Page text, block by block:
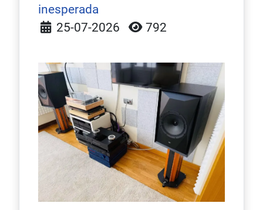
inesperada
Detalles
25-07-2026 792